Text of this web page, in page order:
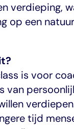
verdieping,
op een
is voor
van
tijd